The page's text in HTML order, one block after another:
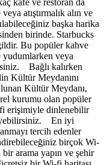
kafe ve restoran da
atıştırmalık alın ve
başka harika
birinde. Starbucks
Bu popüler kahve
yudumlarken veya
Bağlı kalırken
Kültür Meydanını
Kültür Meydanı,
kurumu olan popüler
erişimiyle dinlenebilir
En iyi
tercih edenler
birçok Wi-
arama yapın ve şehir